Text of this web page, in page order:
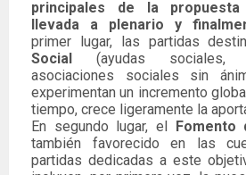
principales de la
llevada a plenario y
primer lugar, las partidas
Social (ayudas sociales,
asociaciones sociales sin
experimentan un incremento
tiempo, crece ligeramente la
En segundo lugar, el Fomento
también favorecido en las
partidas dedicadas a este